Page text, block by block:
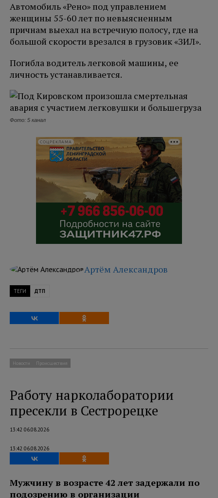
Автомобиль «Рено» под управлением
женщины 55-60 лет по невыясненным
причнам выехал на встречную полосу, где на
большой скорости врезался в грузовик «ЗИЛ».
Погибла водитель легковой машины, ее
личность устанавливается.
Фото: 5 канал
СОЦРЕКЛАМА
Артём Александров
ТЕГИ ДТП
Новости Происшествия
Работу нарколаборатории
пресекли в Сестрорецке
13:42 06.08.2026
13:42 06.08.2026
Мужчину в возрасте 42 лет задержали по
подозрению в организации